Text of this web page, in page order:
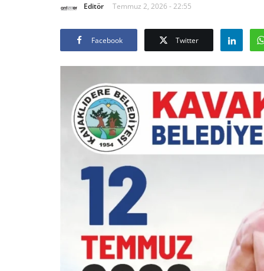
Editör Temmuz 2, 2026 - 22:55
Facebook Twitter